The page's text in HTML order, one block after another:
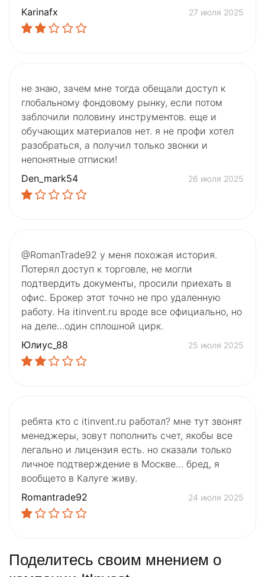
Karinafx
27 июля 2025
не знаю, зачем мне тогда обещали доступ к
глобальному фондовому рынку, если потом
заблочили половину инструментов. еще и
обучающих материалов нет. я не профи хотел
разобраться, а получил только звонки и
непонятные отписки!
Den_mark54
26 июля 2025
@RomanTrade92 у меня похожая история.
Потерял доступ к торговле, не могли
подтвердить документы, просили приехать в
офис. Брокер этот точно не про удаленную
работу. На itinvent.ru вроде все официально, но
на деле…один сплошной цирк.
Юлиус_88
25 июля 2025
ребята кто с itinvent.ru работал? мне тут звонят
менеджеры, зовут пополнить счет, якобы все
легально и лицензия есть. но сказали только
личное подтверждение в Москве… бред, я
вообщето в Калуге живу.
Romantrade92
24 июля 2025
Поделитесь своим мнением о